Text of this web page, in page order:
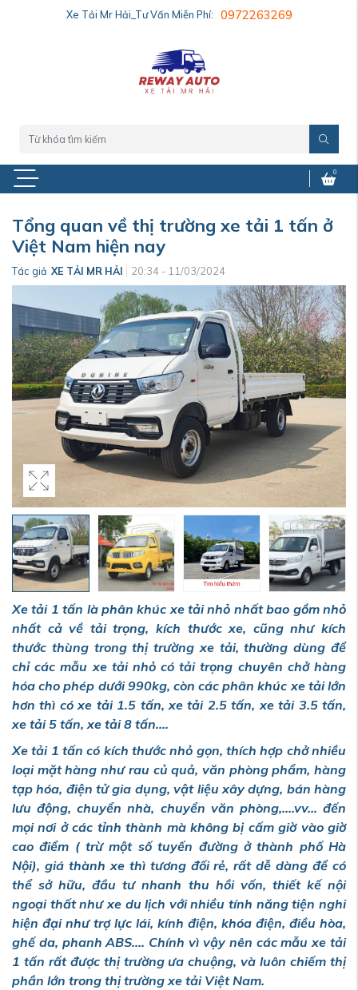
Xe Tải Mr Hải_Tư Vấn Miễn Phí: 0972263269
0
Tổng quan về thị trường xe tải 1 tấn ở
Việt Nam hiện nay
Tác giả XE TẢI MR HẢI 20:34 - 11/03/2024
Xe tải 1 tấn là phân khúc xe tải nhỏ nhất bao gồm nhỏ
nhất cả về tải trọng, kích thước xe, cũng như kích
thước thùng trong thị trường xe tải, thường dùng để
chỉ các mẫu xe tải nhỏ có tải trọng chuyên chở hàng
hóa cho phép dưới 990kg, còn các phân khúc xe tải lớn
hơn thì có xe tải 1.5 tấn, xe tải 2.5 tấn, xe tải 3.5 tấn,
xe tải 5 tấn, xe tải 8 tấn....
Xe tải 1 tấn có kích thước nhỏ gọn, thích hợp chở nhiều
loại mặt hàng như rau củ quả, văn phòng phẩm, hàng
tạp hóa, điện tử gia dụng, vật liệu xây dựng, bán hàng
lưu động, chuyển nhà, chuyển văn phòng,....vv... đến
mọi nơi ở các tỉnh thành mà không bị cấm giờ vào giờ
cao điểm ( trừ một số tuyến đường ở thành phố Hà
Nội), giá thành xe thì tương đối rẻ, rất dễ dàng để có
thể sở hữu, đầu tư nhanh thu hồi vốn, thiết kế nội
ngoại thất như xe du lịch với nhiều tính năng tiện nghi
hiện đại như trợ lực lái, kính điện, khóa điện, điều hòa,
ghế da, phanh ABS.... Chính vì vậy nên các mẫu xe tải
1 tấn rất được thị trường ưa chuộng, và luôn chiếm thị
phần lớn trong thị trường xe tải Việt Nam.